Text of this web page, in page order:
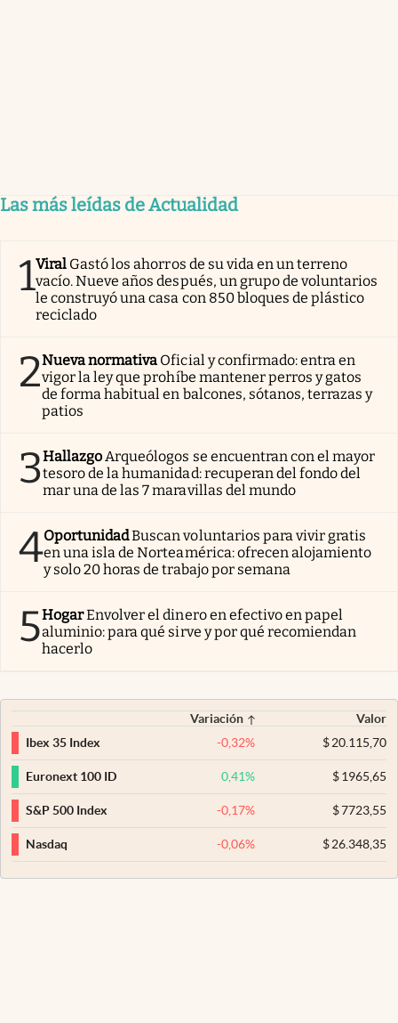
Las más leídas de Actualidad
1Viral Gastó los ahorros de su vida en un terreno
vacío. Nueve años después, un grupo de voluntarios
le construyó una casa con 850 bloques de plástico
reciclado
2Nueva normativa Oficial y confirmado: entra en
vigor la ley que prohíbe mantener perros y gatos
de forma habitual en balcones, sótanos, terrazas y
patios
3Hallazgo Arqueólogos se encuentran con el mayor
tesoro de la humanidad: recuperan del fondo del
mar una de las 7 maravillas del mundo
4OportunidadBuscan voluntarios para vivir gratis
en una isla de Norteamérica: ofrecen alojamiento
y solo 20 horas de trabajo por semana
5HogarEnvolver el dinero en efectivo en papel
aluminio: para qué sirve y por qué recomiendan
hacerlo
Variación
Valor
Ibex 35 Index
-0,32% $20.115,70
Euronext 100 ID 0,41% $1965,65
S&P 500 Index -0,17% $7723,55
Nasdaq -0,06% $26.348,35